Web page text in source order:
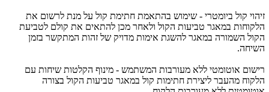
זיהוי קול ביומטרי - שימוש בהתאמת חתימת קול על מנת לרשום את
הלקוחות במאגר טביעות הקול ולאחר מכן להתאים את קולם לטביעת
הקול השמורה במאגר להשגת אימות מדויק של זהות המתקשר בזמן
השיחה.
רישום אוטומטי ללא מעורבות המשתמש - מינוף הקלטות שיחות עם
הלקוח מהעבר ליצירת חתימות קול במאגר טביעות הקול בצורה